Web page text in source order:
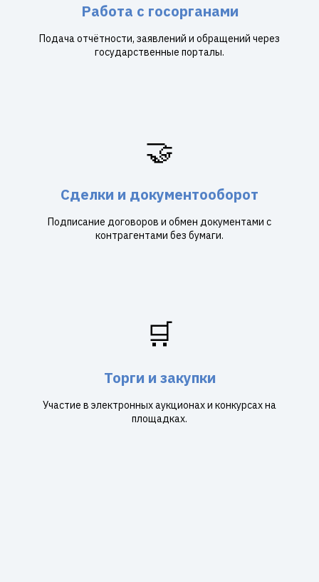
Работа с госорганами
Подача отчётности, заявлений и обращений через
государственные порталы.
🤝
Сделки и документооборот
Подписание договоров и обмен документами с
контрагентами без бумаги.
🛒
Торги и закупки
Участие в электронных аукционах и конкурсах на
площадках.